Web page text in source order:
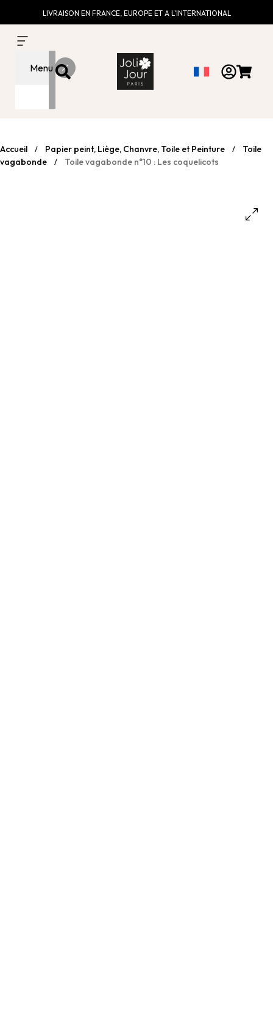
LIVRAISON EN FRANCE, EUROPE ET A L'INTERNATIONAL
Menu
Accueil / Papier peint, Liège, Chanvre, Toile et Peinture /
Toile
vagabonde
/ Toile vagabonde n°10 : Les coquelicots